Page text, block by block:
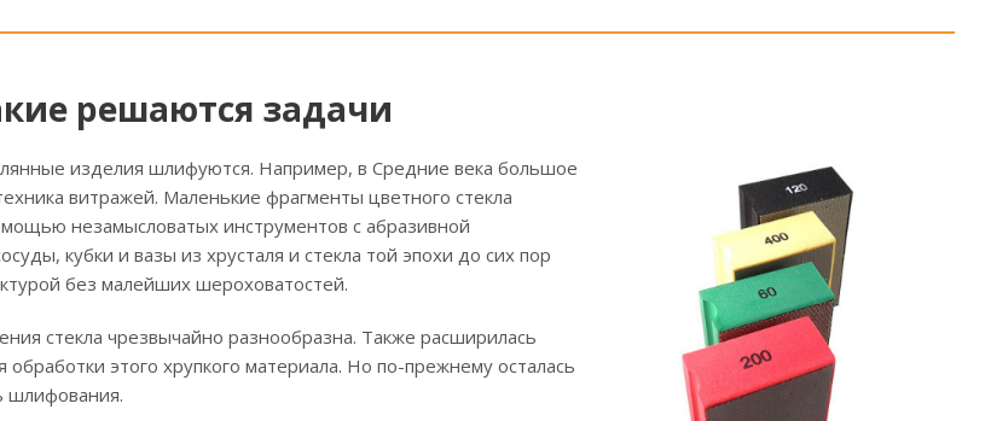
решаются задачи
изделия шлифуются. Например, в Средние века большое
витражей. Маленькие фрагменты цветного стекла
незамысловатых инструментов с абразивной
кубки и вазы из хрусталя и стекла той эпохи до сих пор
без малейших шероховатостей.
стекла чрезвычайно разнообразна. Также расширилась
обработки этого хрупкого материала. Но по-прежнему осталась
шлифования.